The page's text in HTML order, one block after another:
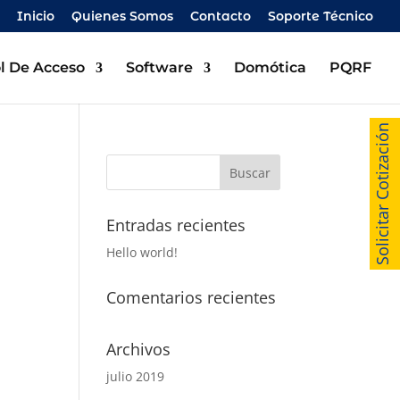
Inicio Quienes Somos Contacto Soporte Técnico
De Acceso Software Domótica PQRF
Entradas recientes
Hello world!
Comentarios recientes
Archivos
julio 2019
Solicitar Cotización